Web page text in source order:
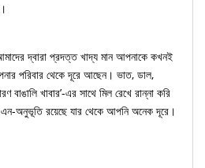
দ্বারা প্রদত্ত খাদ্য মান আপনাকে কখনই
পরিবার থেকে দূরে আছেন। ভাত, ডাল,
বাঙালি খাবার’-এর সাথে মিল রেখে রান্না করি
এন-অনুভূতি রয়েছে যার থেকে আপনি অনেক দূরে।